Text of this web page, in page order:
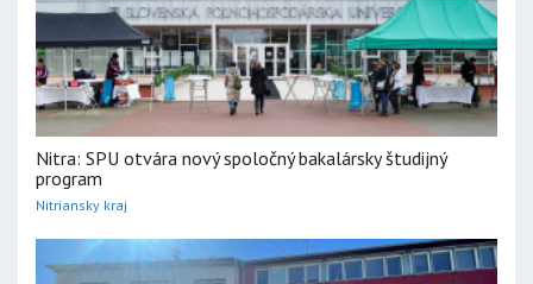
Nitra: SPU otvára nový spoločný bakalársky študijný
program
Nitriansky kraj